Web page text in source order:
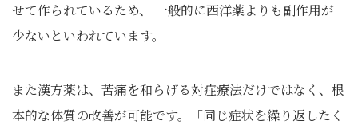
せて作られているため、 一般的に西洋薬よりも副作用が
少ないといわれています。
また漢方薬は、苦痛を和らげる対症療法だけではなく、根
本的な体質の改善が可能です。「同じ症状を繰り返したく